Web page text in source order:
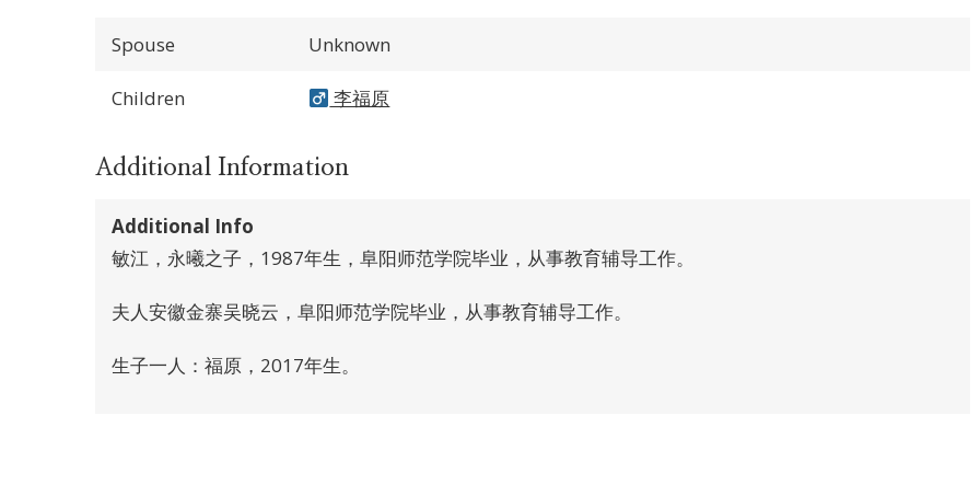
Spouse Unknown
Children 李福原
Additional Information
Additional Info
敏江，永曦之子，1987年生，阜阳师范学院毕业，从事教育辅导工作。
夫人安徽金寨吴晓云，阜阳师范学院毕业，从事教育辅导工作。
生子一人：福原，2017年生。